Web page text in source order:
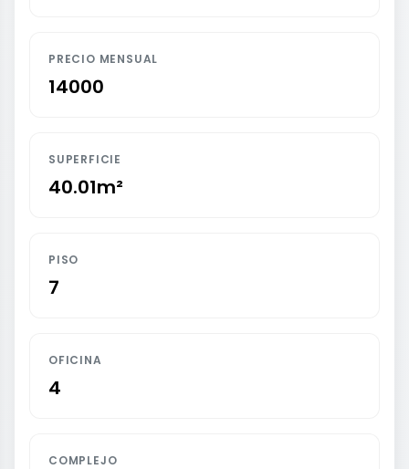
PRECIO MENSUAL
14000
SUPERFICIE
40.01m²
PISO
7
OFICINA
4
COMPLEJO